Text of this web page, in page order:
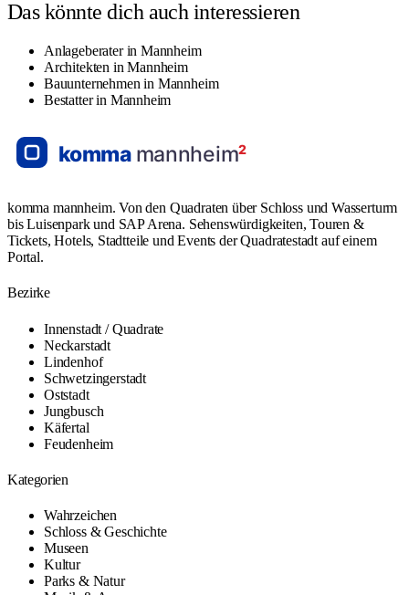
Das könnte dich auch interessieren
Anlageberater in Mannheim
Architekten in Mannheim
Bauunternehmen in Mannheim
Bestatter in Mannheim
komma mannheim. Von den Quadraten über Schloss und Wasserturm
bis Luisenpark und SAP Arena. Sehenswürdigkeiten, Touren &
Tickets, Hotels, Stadtteile und Events der Quadratestadt auf einem
Portal.
Bezirke
Innenstadt / Quadrate
Neckarstadt
Lindenhof
Schwetzingerstadt
Oststadt
Jungbusch
Käfertal
Feudenheim
Kategorien
Wahrzeichen
Schloss & Geschichte
Museen
Kultur
Parks & Natur